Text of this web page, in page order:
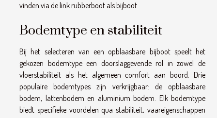
vinden via de link rubberboot als bijboot.
Bodemtype en stabiliteit
Bij het selecteren van een opblaasbare bijboot speelt het
gekozen bodemtype een doorslaggevende rol in zowel de
vloerstabiliteit als het algemeen comfort aan boord. Drie
populaire bodemtypes zijn verkrijgbaar: de opblaasbare
bodem, lattenbodem en aluminium bodem. Elk bodemtype
biedt specifieke voordelen qua stabiliteit, vaareigenschappen